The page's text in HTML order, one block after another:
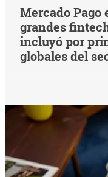
Mercado Pago
grandes
incluyó por
globales del